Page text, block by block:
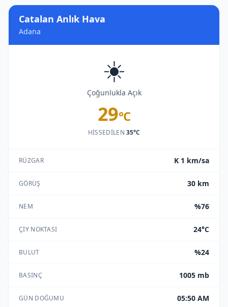
Catalan Anlık Hava
Adana
☀️
Çoğunlukla Açık
29°C
HISSEDILEN35°C
RÜZGAR K 1 km/sa
GÖRÜŞ 30 km
NEM %76
ÇIY NOKTASI 24°C
BULUT %24
BASINÇ 1005 mb
GÜN DOĞUMU 05:50 AM